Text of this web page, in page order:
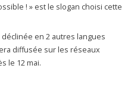
! » est le slogan choisi cette
en 2 autres langues
diffusée sur les réseaux
le 12 mai.